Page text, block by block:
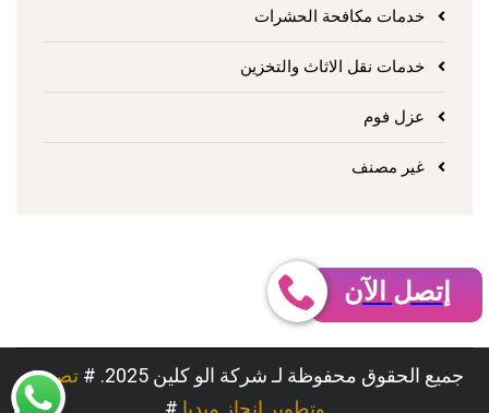
خدمات مكافحة الحشرات
خدمات نقل الاثاث والتخزين
عزل فوم
غير مصنف
جميع الحقوق محفوظة لـ شركة الو كلين 2025. #
تصميم
وتطوير إنجاز ميديا #
إتصل الآن